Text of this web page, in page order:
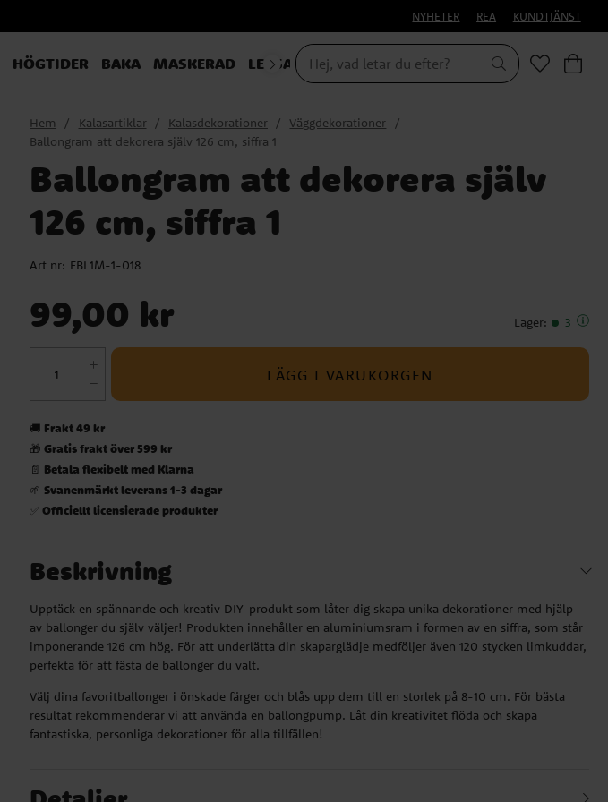
NYHETER REA KUNDTJÄNST
HÖGTIDER BAKA MASKERAD LEKSAKER & PRESENTER
Hem Kalasartiklar Kalasdekorationer
Väggdekorationer
Ballongram att dekorera själv 126 cm, siffra 1
Ballongram att dekorera själv
126 cm, siffra 1
Art nr: FBL1M-1-018
99,00 kr Lager: 3
LÄGG I VARUKORGEN
🚚 Frakt 49 kr
🎁Gratis frakt över 599 kr
📄 Betala flexibelt med Klarna
🌱Svanenmärkt leverans 1-3 dagar
✅Officiellt licensierade produkter
Beskrivning
Upptäck en spännande och kreativ DIY-produkt som låter dig skapa unika dekorationer med hjälp
av ballonger du själv väljer! Produkten innehåller en aluminiumsram i formen av en siffra, som står
imponerande 126 cm hög. För att underlätta din skaparglädje medföljer även 120 stycken limkuddar,
perfekta för att fästa de ballonger du valt.
Välj dina favoritballonger i önskade färger och blås upp dem till en storlek på 8-10 cm. För bästa
resultat rekommenderar vi att använda en ballongpump. Låt din kreativitet flöda och skapa
fantastiska, personliga dekorationer för alla tillfällen!